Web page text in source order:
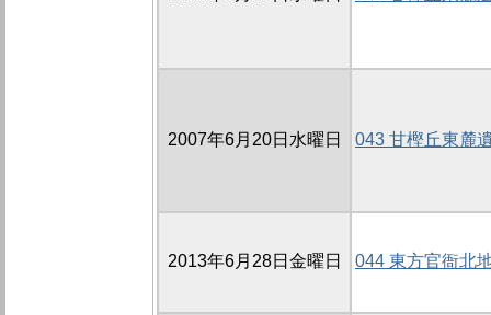
2007年6月20日水曜日 043 甘樫丘東麓
2013年6月28日金曜日 044 東方官衙北